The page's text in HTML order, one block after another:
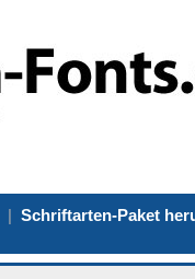
| Schriftarten-Paket